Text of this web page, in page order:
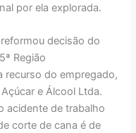
por ela explorada.
decisão do
Região
recurso do empregado,
e Álcool Ltda.
acidente de trabalho
corte de cana é de